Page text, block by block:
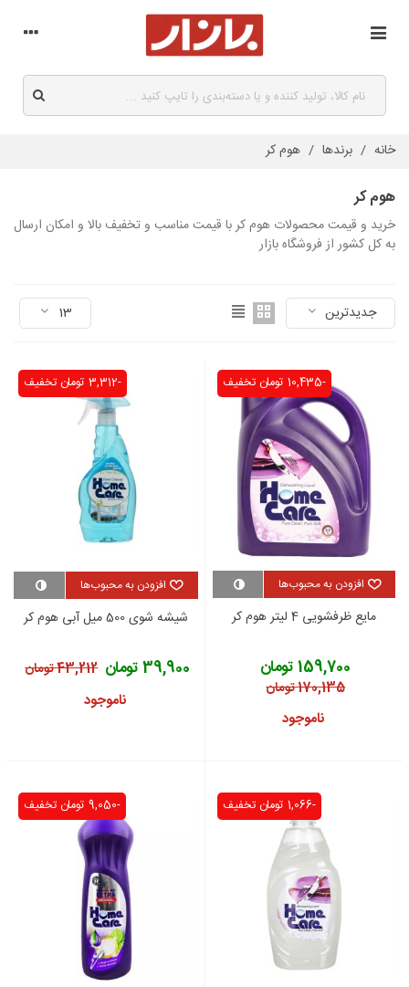
خانه / برندها / هوم کر
هوم کر
خرید و قیمت محصولات هوم کر با قیمت مناسب و تخفیف بالا و امکان ارسال
به کل کشور از فروشگاه بازار
جدیدترین 13
تخفیف -10,435 تومان
افزودن به محبوب‌ها
مایع ظرفشویی 4 لیتر هوم کر
159,700 تومان
170,135 تومان
ناموجود
تخفیف -3,312 تومان
افزودن به محبوب‌ها
شیشه شوی 500 میل آبی هوم کر
39,900 تومان 43,212 تومان
ناموجود
تخفیف -1,066 تومان تخفیف -9,050 تومان